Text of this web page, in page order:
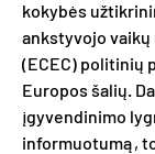
kokybės
ankstyvojo
(ECEC) politinių
Europos šalių.
įgyvendinimo
informuotumą,